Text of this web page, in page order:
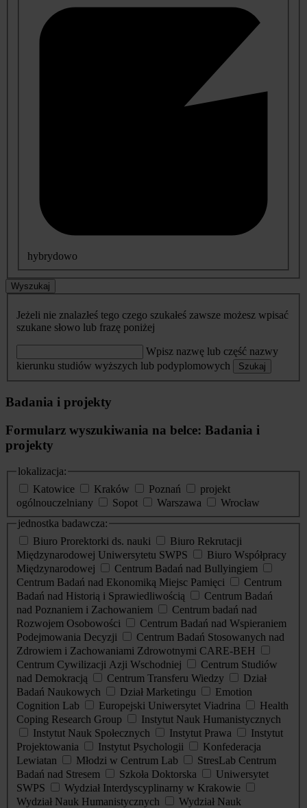
hybrydowo
Wyszukaj
Jeżeli nie znalazłeś tego czego szukałeś zawsze możesz wpisać
szukane słowo lub frazę poniżej
Wpisz nazwę lub część nazwy
kierunku studiów wyższych lub podyplomowych
Szukaj
Badania i projekty
Formularz wyszukiwania na belce: Badania i
projekty
lokalizacja:
Katowice
Kraków Poznań
projekt
ogólnouczelniany
Sopot Warszawa
Wrocław
jednostka badawcza:
Biuro Prorektorki ds. nauki
Biuro Rekrutacji
Międzynarodowej Uniwersytetu SWPS
Biuro Współpracy
Międzynarodowej
Centrum Badań nad Bullyingiem
Centrum Badań nad Ekonomiką Miejsc Pamięci
Centrum
Badań nad Historią i Sprawiedliwością
Centrum Badań
nad Poznaniem i Zachowaniem
Centrum badań nad
Rozwojem Osobowości
Centrum Badań nad Wspieraniem
Podejmowania Decyzji
Centrum Badań Stosowanych nad
Zdrowiem i Zachowaniami Zdrowotnymi CARE-BEH
Centrum Cywilizacji Azji Wschodniej
Centrum Studiów
nad Demokracją
Centrum Transferu Wiedzy
Dział
Badań Naukowych
Dział Marketingu
Emotion
Cognition Lab
Europejski Uniwersytet Viadrina
Health
Coping Research Group
Instytut Nauk Humanistycznych
Instytut Nauk Społecznych
Instytut Prawa
Instytut
Projektowania
Instytut Psychologii
Konfederacja
Lewiatan
Młodzi w Centrum Lab
StresLab Centrum
Badań nad Stresem
Szkoła Doktorska
Uniwersytet
SWPS
Wydział Interdyscyplinarny w Krakowie
Wydział Nauk Humanistycznych
Wydział Nauk